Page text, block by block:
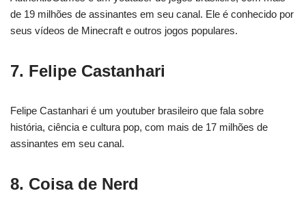
de 19 milhões de assinantes em seu canal. Ele é conhecido por
seus vídeos de Minecraft e outros jogos populares.
7. Felipe Castanhari
Felipe Castanhari é um youtuber brasileiro que fala sobre
história, ciência e cultura pop, com mais de 17 milhões de
assinantes em seu canal.
8. Coisa de Nerd